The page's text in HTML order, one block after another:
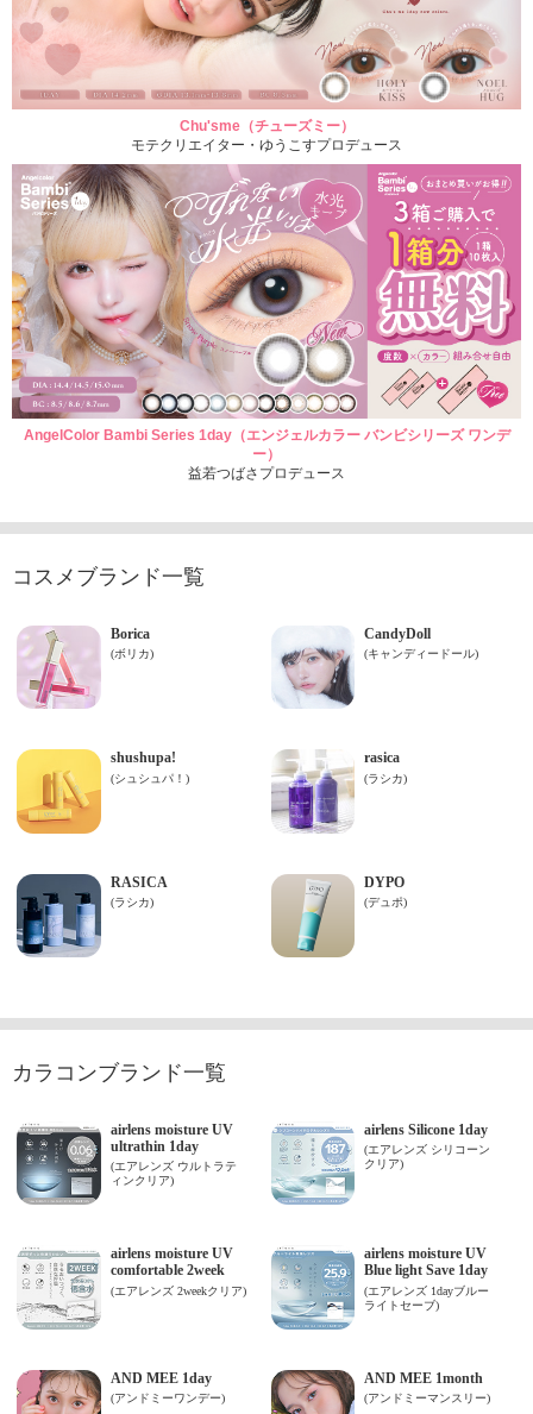
Chu'sme（チューズミー）
モテクリエイター・ゆうこすプロデュース
AngelColor Bambi Series 1day（エンジェルカラー バンビシリーズ ワンデ
ー）
益若つばさプロデュース
コスメブランド一覧
カラコンブランド一覧